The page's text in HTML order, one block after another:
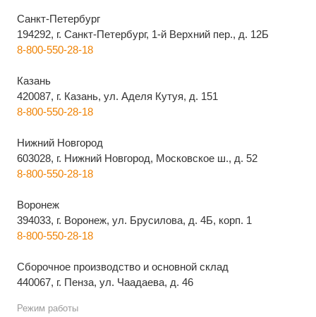
Санкт-Петербург
194292, г. Санкт-Петербург, 1-й Верхний пер., д. 12Б
8-800-550-28-18
Казань
420087, г. Казань, ул. Аделя Кутуя, д. 151
8-800-550-28-18
Нижний Новгород
603028, г. Нижний Новгород, Московское ш., д. 52
8-800-550-28-18
Воронеж
394033, г. Воронеж, ул. Брусилова, д. 4Б, корп. 1
8-800-550-28-18
Сборочное производство и основной склад
440067, г. Пенза, ул. Чаадаева, д. 46
Режим работы